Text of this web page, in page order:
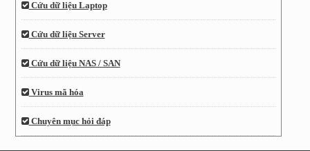
Cứu dữ liệu Laptop
Cứu dữ liệu Server
Cứu dữ liệu NAS / SAN
Virus mã hóa
Chuyên mục hỏi đáp